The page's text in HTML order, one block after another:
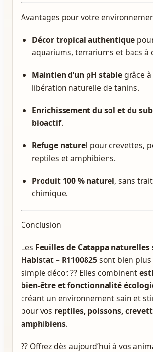
Avantages pour votre
Décor tropical authentique
aquariums, terrariums et bacs à
Maintien d’un pH stablegrâce à
libération naturelle de tanins.
Enrichissement du sol et du
bioactif.
Refuge naturel pour crevettes,
reptiles et amphibiens.
Produit 100 % naturel, sans
chimique.
Conclusion
Les Feuilles de Catappa naturelles
Habistat – R1100825sont bien plus
simple décor. ?? Elles combinent
bien-être et fonctionnalité
créant un environnement sain et
pour vos reptiles, poissons,
amphibiens.
?? Offrez dès aujourd’hui à vos